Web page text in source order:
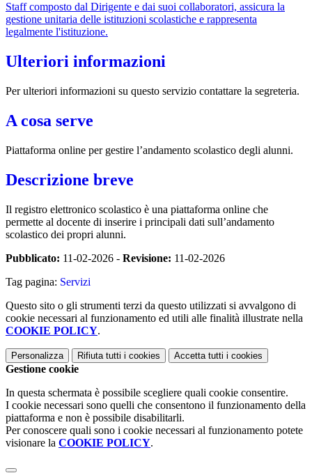
Staff composto dal Dirigente e dai suoi collaboratori, assicura la
gestione unitaria delle istituzioni scolastiche e rappresenta
legalmente l'istituzione.
Ulteriori informazioni
Per ulteriori informazioni su questo servizio contattare la segreteria.
A cosa serve
Piattaforma online per gestire l’andamento scolastico degli alunni.
Descrizione breve
Il registro elettronico scolastico è una piattaforma online che
permette al docente di inserire i principali dati sull’andamento
scolastico dei propri alunni.
Pubblicato: 11-02-2026 - Revisione: 11-02-2026
Tag pagina: Servizi
Questo sito o gli strumenti terzi da questo utilizzati si avvalgono di
cookie necessari al funzionamento ed utili alle finalità illustrate nella
COOKIE POLICY.
Personalizza Rifiuta tutti i cookies Accetta tutti i cookies
Gestione cookie
In questa schermata è possibile scegliere quali cookie consentire.
I cookie necessari sono quelli che consentono il funzionamento della
piattaforma e non è possibile disabilitarli.
Per conoscere quali sono i cookie necessari al funzionamento potete
visionare la COOKIE POLICY.